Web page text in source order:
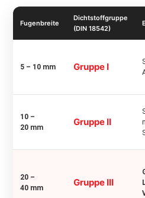
Fugenbreite
Dichtstoffgruppe
(DIN 18542)
5 – 10 mm Gruppe I
10 –
20 mm
Gruppe II
20 –
40 mm
Gruppe III